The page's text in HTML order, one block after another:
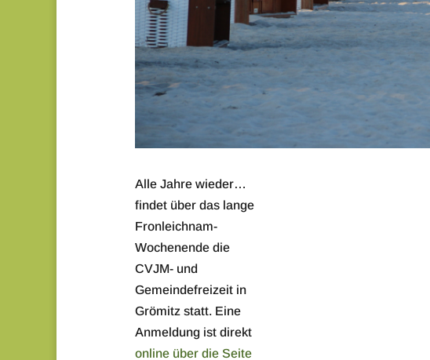
Alle Jahre wieder…
findet über das lange
Fronleichnam-
Wochenende die
CVJM- und
Gemeindefreizeit in
Grömitz statt. Eine
Anmeldung ist direkt
online über die Seite